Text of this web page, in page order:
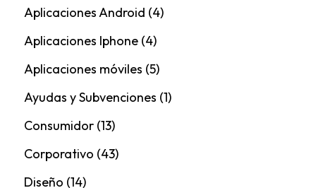
Aplicaciones Android (4)
Aplicaciones Iphone(4)
Aplicaciones móviles (5)
Ayudas y Subvenciones (1)
Consumidor(13)
Corporativo (43)
Diseño (14)